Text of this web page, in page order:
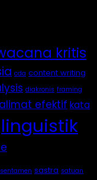
kritis
cda content writing
diakronis framing
efektif kata
linguistik
sastra satuan